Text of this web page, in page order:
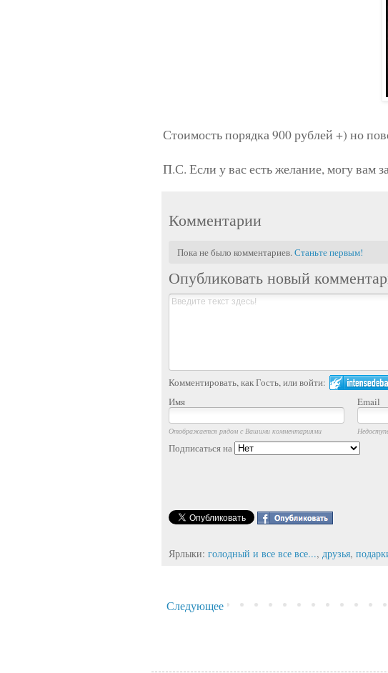
Стоимость порядка 900 рублей +) но
П.С. Если у вас есть желание, могу вам
Комментарии
Пока не было комментариев.Станьте первым!
Опубликовать новый
Комментировать, как Гость, или войти:
Имя
Email
Отображается рядом с Вашими комментариями
Подписаться на
Ярлыки: голодный и все все все..., друзья,
Следующее